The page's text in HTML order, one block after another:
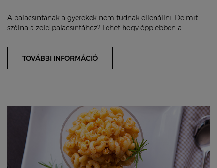
A palacsintának a gyerekek nem tudnak ellenállni. De mit
szólna a zöld palacsintához? Lehet hogy épp ebben a
TOVÁBBI INFORMÁCIÓ